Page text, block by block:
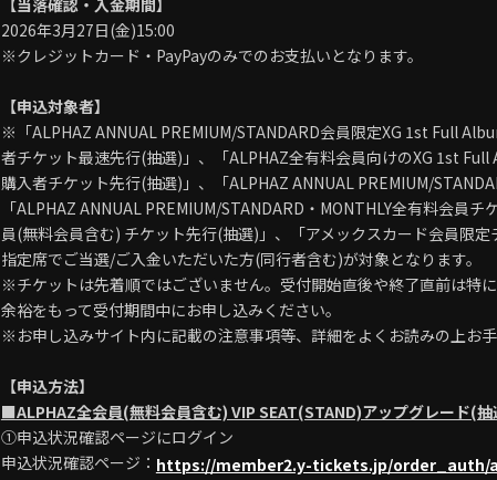
【当落確認・入金期間】
2026年3月27日(金)15:00
※クレジットカード・PayPayのみでのお支払いとなります。
【申込対象者】
※「ALPHAZ ANNUAL PREMIUM/STANDARD会員限定XG 1st Full
者チケット最速先行(抽選)」、「ALPHAZ全有料会員向けのXG 1st Full
購入者チケット先行(抽選)」、「ALPHAZ ANNUAL PREMIUM/
「ALPHAZ ANNUAL PREMIUM/STANDARD・MONTHLY全有料会員
員(無料会員含む) チケット先行(抽選)」、「アメックスカード会員限
指定席でご当選/ご入金いただいた方(同行者含む)が対象となります。
※チケットは先着順ではございません。受付開始直後や終了直前は特
余裕をもって受付期間中にお申し込みください。
※お申し込みサイト内に記載の注意事項等、詳細をよくお読みの上お手
【申込方法】
■ALPHAZ全会員(無料会員含む) VIP SEAT(STAND)アップグレード(抽
①申込状況確認ページにログイン
申込状況確認ページ： https://member2.y-tickets.jp/